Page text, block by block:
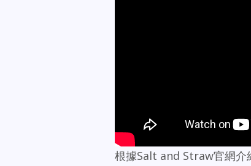
根據Salt and Straw官網介